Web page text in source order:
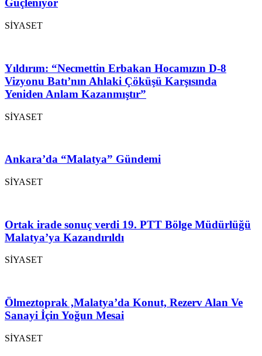
Güçleniyor
SİYASET
Yıldırım: “Necmettin Erbakan Hocamızın D-8
Vizyonu Batı’nın Ahlaki Çöküşü Karşısında
Yeniden Anlam Kazanmıştır”
SİYASET
Ankara’da “Malatya” Gündemi
SİYASET
Ortak irade sonuç verdi 19. PTT Bölge Müdürlüğü
Malatya’ya Kazandırıldı
SİYASET
Ölmeztoprak ,Malatya’da Konut, Rezerv Alan Ve
Sanayi İçin Yoğun Mesai
SİYASET